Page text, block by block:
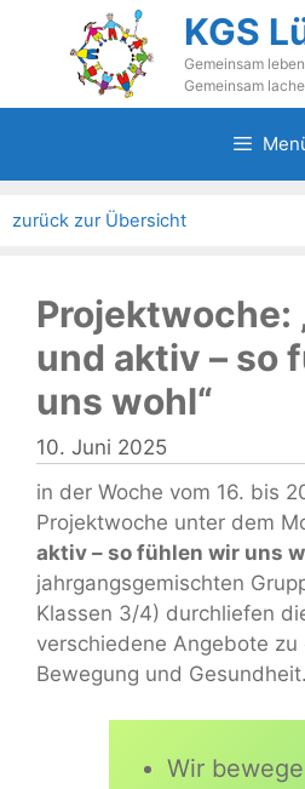
springen
KGS
Gemeinsam
Gemeinsam
zurück zur Übersicht
Projektwoche:
und aktiv – so
uns wohl“
10. Juni 2025
in der Woche vom 16. bis
Projektwoche unter dem
aktiv – so fühlen wir uns
jahrgangsgemischten
Klassen 3/4) durchliefen
verschiedene Angebote zu
Bewegung und Gesundheit.
Wir